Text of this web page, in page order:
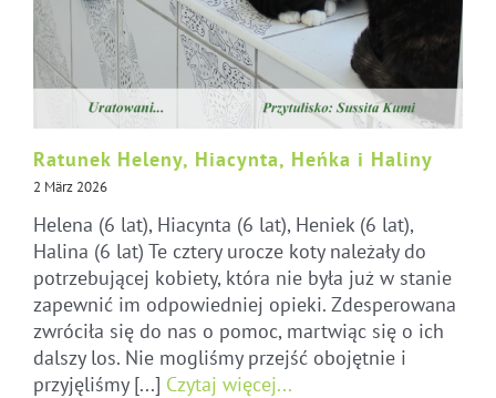
Ratunek Heleny, Hiacynta, Heńka i Haliny
2 März 2026
Helena (6 lat), Hiacynta (6 lat), Heniek (6 lat),
Halina (6 lat) Te cztery urocze koty należały do
potrzebującej kobiety, która nie była już w stanie
zapewnić im odpowiedniej opieki. Zdesperowana
zwróciła się do nas o pomoc, martwiąc się o ich
dalszy los. Nie mogliśmy przejść obojętnie i
przyjęliśmy [...] Czytaj więcej...